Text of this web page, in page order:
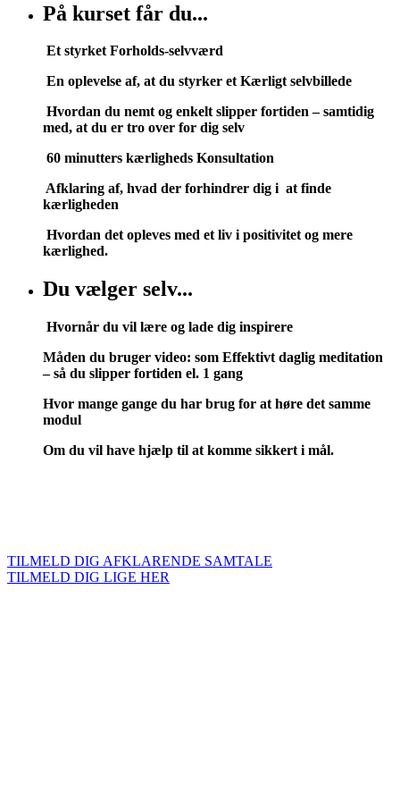
På kurset får du...
Et styrket Forholds-selvværd
En oplevelse af, at du styrker et Kærligt selvbillede
Hvordan du nemt og enkelt slipper fortiden –samtidig
med, at du er tro over for dig selv
60 minutters kærligheds Konsultation
Afklaring af, hvad der forhindrer dig i at finde
kærligheden
Hvordan det opleves med et liv i positivitet og mere
kærlighed.
Du vælger selv...
Hvornår du vil lære og lade dig inspirere
Måden du bruger video: som Effektivt daglig meditation
– så du slipper fortiden el. 1 gang
Hvor mange gange du har brug for at høre det samme
modul
Om du vil have hjælp til at komme sikkert i mål.
TILMELD DIG AFKLARENDE SAMTALE
TILMELD DIG LIGE HER